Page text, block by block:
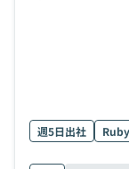
週5日出社